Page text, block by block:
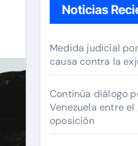
Noticias
Medida judicial
causa contra la
Continúa diálogo
Venezuela entre
oposición